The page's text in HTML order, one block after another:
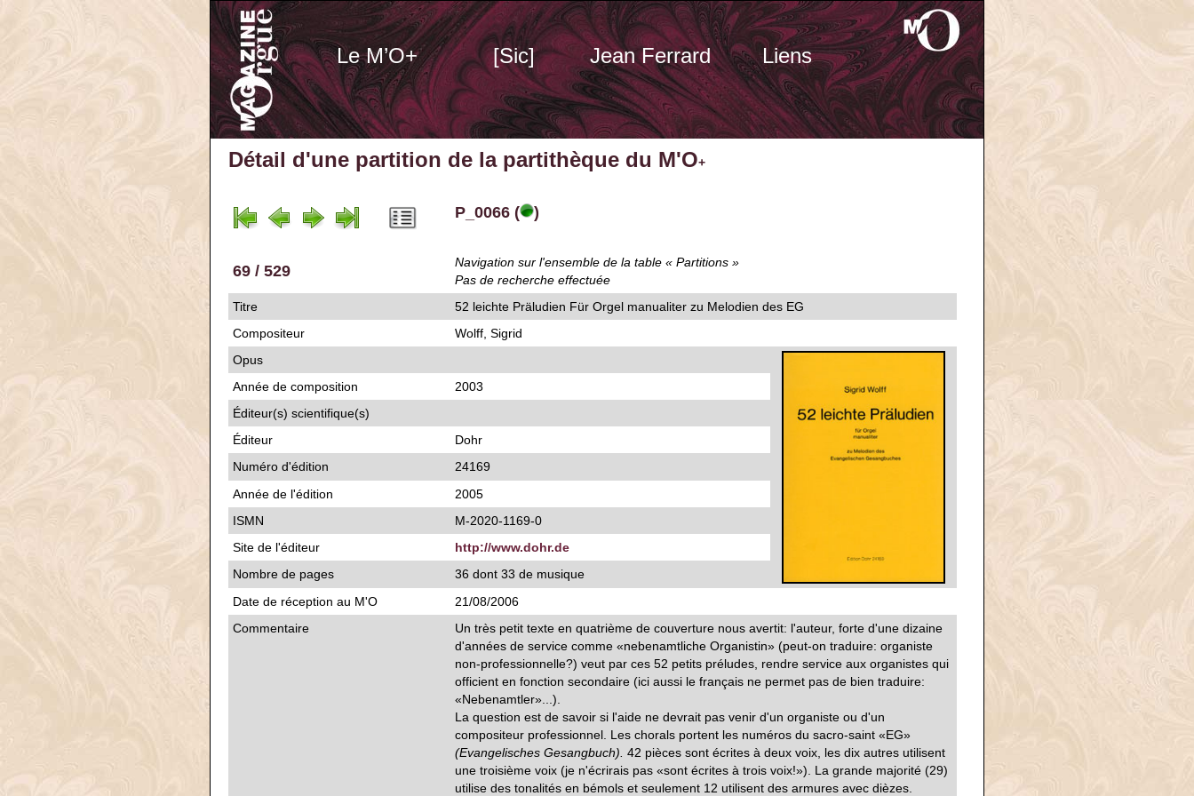
Le M’O+ [Sic] Jean Ferrard Liens
Détail d'une partition de la partithèque du M'O+
P_0066 ( )
69 / 529
Navigation sur l'ensemble de la table « Partitions »
Pas de recherche effectuée
Titre
52 leichte Präludien Für Orgel manualiter zu Melodien des EG
Compositeur
Wolff, Sigrid
Opus
Année de composition
2003
Éditeur(s) scientifique(s)
Éditeur
Dohr
Numéro d'édition
24169
Année de l'édition
2005
ISMN
M-2020-1169-0
Site de l'éditeur
http://www.dohr.de
Nombre de pages
36 dont 33 de musique
Date de réception au M'O
21/08/2006
Commentaire
Un très petit texte en quatrième de couverture nous avertit: l'auteur, forte d'une dizaine
d'années de service comme «nebenamtliche Organistin» (peut-on traduire: organiste
non-professionnelle?) veut par ces 52 petits préludes, rendre service aux organistes qui
officient en fonction secondaire (ici aussi le français ne permet pas de bien traduire:
«Nebenamtler»...).
La question est de savoir si l'aide ne devrait pas venir d'un organiste ou d'un
compositeur professionnel. Les chorals portent les numéros du sacro-saint «EG»
(Evangelisches Gesangbuch). 42 pièces sont écrites à deux voix, les dix autres utilisent
une troisième voix (je n'écrirais pas «sont écrites à trois voix!»). La grande majorité (29)
utilise des tonalités en bémols et seulement 12 utilisent des armures avec dièzes.